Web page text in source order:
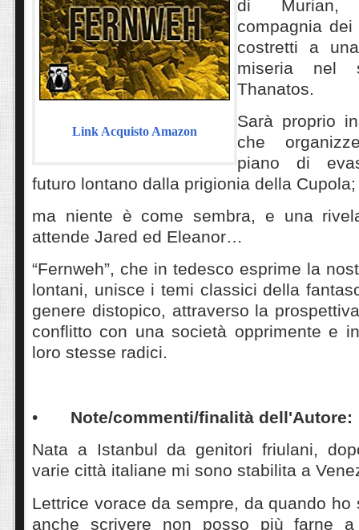
Link Acquisto Amazon
di Murian,
compagnia dei
costretti a
miseria nel
Thanatos.
Sarà proprio
che
piano di
futuro lontano dalla prigionia della
ma niente è come sembra, e una
attende Jared ed Eleanor…
“Fernweh”, che in tedesco esprime la
lontani, unisce i temi classici della
genere distopico, attraverso la
conflitto con una società opprimente e
loro stesse radici.
•
Note/commenti/finalità dell'Autore:
Nata a Istanbul da genitori friulani,
varie città italiane mi sono stabilita a
Lettrice vorace da sempre, da quando ho
anche scrivere non posso più farne